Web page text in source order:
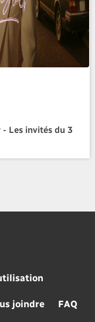
Les invités du 3
joindre FAQ